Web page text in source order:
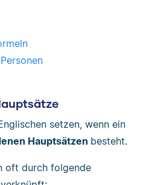
setzen, wenn ein
Hauptsätzen besteht.
oft durch folgende